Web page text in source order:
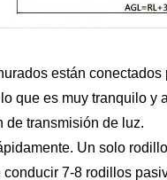
están conectados
que es muy tranquilo y
de transmisión de luz.
Un solo
conducir 7-8 rodillos